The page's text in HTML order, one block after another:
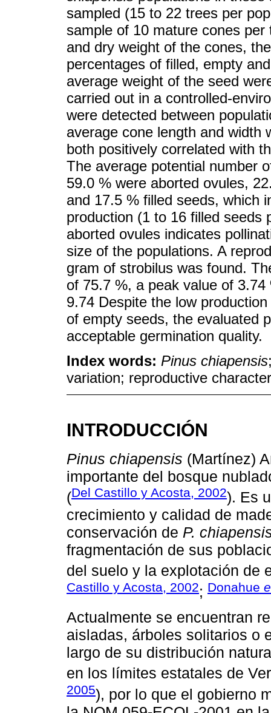
sampled (15 to 22 trees per
sample of 10 mature cones
and dry weight of the cones,
percentages of filled, empty
average weight of the seed
carried out in a controlled-
were detected between
average cone length and width
both positively correlated with
The average potential number
59.0 % were aborted ovules,
and 17.5 % filled seeds, which
production (1 to 16 filled seeds
aborted ovules indicates
size of the populations. A
gram of strobilus was found.
of 75.7 %, a peak value of
9.74 Despite the low
of empty seeds, the evaluated
acceptable germination quality.
Index words: Pinus chiapensis
variation; reproductive
INTRODUCCIÓN
Pinus chiapensis (Martínez)
importante del bosque
(Del Castillo y Acosta, 2002). Es
crecimiento y calidad de
conservación de P.
fragmentación de sus
del suelo y la explotación de
Castillo y Acosta, 2002; Donahue
Actualmente se encuentran
aisladas, árboles solitarios o
largo de su distribución
en los límites estatales de
2005), por lo que el gobierno